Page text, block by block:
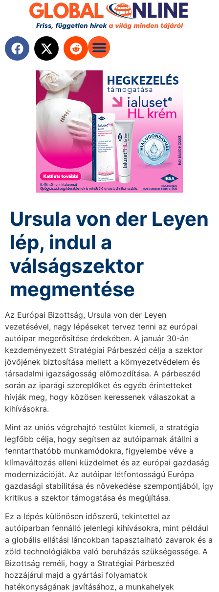
Ursula von der Leyen
lép, indul a
válságszektor
megmentése
Az Európai Bizottság, Ursula von der Leyen
vezetésével, nagy lépéseket tervez tenni az európai
autóipar megerősítése érdekében. A január 30-án
kezdeményezett Stratégiai Párbeszéd célja a szektor
jövőjének biztosítása mellett a környezetvédelem és
társadalmi igazságosság előmozdítása. A párbeszéd
során az iparági szereplőket és egyéb érintetteket
hívják meg, hogy közösen keressenek válaszokat a
kihívásokra.
Mint az uniós végrehajtó testület kiemeli, a stratégia
legfőbb célja, hogy segítsen az autóiparnak átállni a
fenntarthatóbb munkamódokra, figyelembe véve a
klímaváltozás elleni küzdelmet és az európai gazdaság
modernizációját. Az autóipar létfontosságú Európa
gazdasági stabilitása és növekedése szempontjából, így
kritikus a szektor támogatása és megújítása.
Ez a lépés különösen időszerű, tekintettel az
autóiparban fennálló jelenlegi kihívásokra, mint például
a globális ellátási láncokban tapasztalható zavarok és a
zöld technológiákba való beruházás szükségessége. A
Bizottság reméli, hogy a Stratégiai Párbeszéd
hozzájárul majd a gyártási folyamatok
hatékonyságának javításához, a munkahelyek